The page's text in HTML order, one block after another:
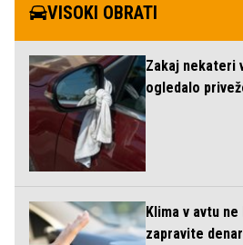
VISOKI OBRATI
Zakaj nekateri
ogledalo
Klima v avtu
zapravite